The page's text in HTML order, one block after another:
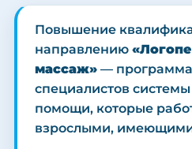
Повышение
направлению
массаж» —
специалистов
помощи, которые
взрослыми,